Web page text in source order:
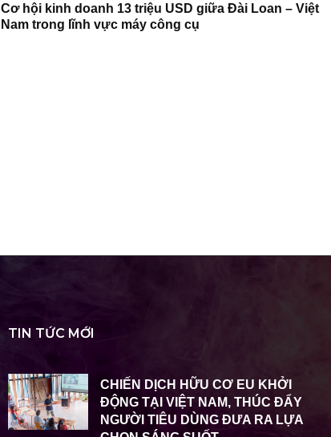
Cơ hội kinh doanh 13 triệu USD giữa Đài Loan – Việt
Nam trong lĩnh vực máy công cụ
TIN TỨC MỚI
CHIẾN DỊCH HỮU CƠ EU KHỞI
ĐỘNG TẠI VIỆT NAM, THÚC ĐẨY
NGƯỜI TIÊU DÙNG ĐƯA RA LỰA